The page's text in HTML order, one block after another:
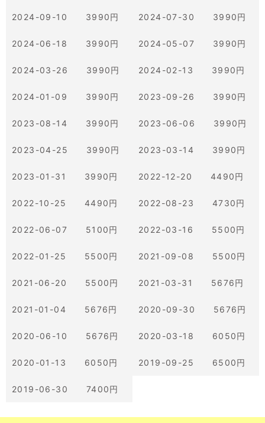
2024-09-10 3990円 2024-07-30 3990円
2024-06-18 3990円 2024-05-07 3990円
2024-03-26 3990円 2024-02-13 3990円
2024-01-09 3990円 2023-09-26 3990円
2023-08-14 3990円 2023-06-06 3990円
2023-04-25 3990円 2023-03-14 3990円
2023-01-31 3990円 2022-12-20 4490円
2022-10-25 4490円 2022-08-23 4730円
2022-06-07 5100円 2022-03-16 5500円
2022-01-25 5500円 2021-09-08 5500円
2021-06-20 5500円 2021-03-31 5676円
2021-01-04 5676円 2020-09-30 5676円
2020-06-10 5676円 2020-03-18 6050円
2020-01-13 6050円 2019-09-25 6500円
2019-06-30 7400円